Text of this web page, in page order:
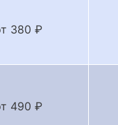
380 ₽
490 ₽